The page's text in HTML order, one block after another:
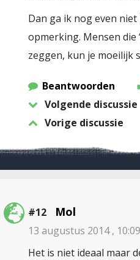
Dan ga ik nog even
opmerking. Mensen die
zeggen, kun je moeilijk
Beantwoorden
Volgende discussie
Vorige discussie
#12 Mol
13 augustus 2014 , 10:09
Het is niet ideaal maar